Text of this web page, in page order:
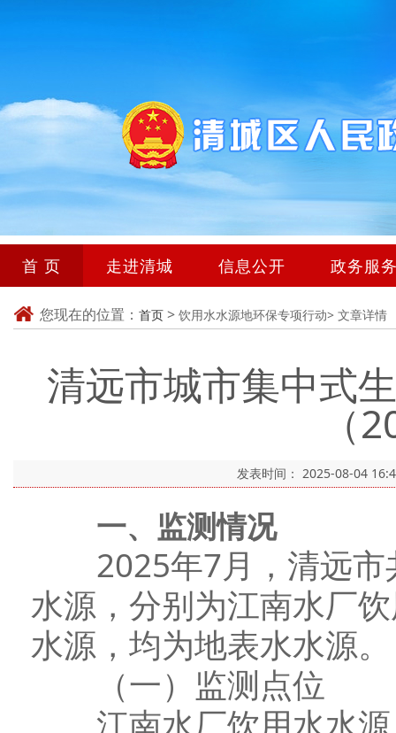
首 页 走进清城 信息公开 政务服
您现在的位置： 首页 > 饮用水水源地环保专项行动> 文章详情
清远市城市集中式
（
发表时间： 2025-08-04
一、监测情况
2025年7月，清远市
水源，分别为江南水厂
水源，均为地表水水源。
（一）监测点位
江南水厂饮用水水源